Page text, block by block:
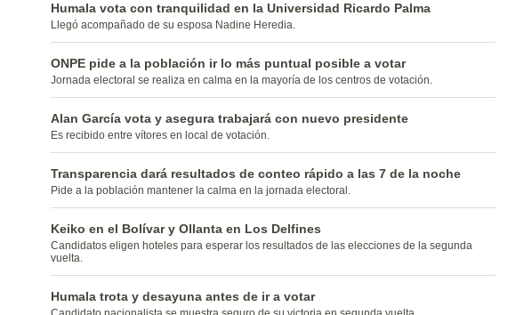
Humala vota con tranquilidad en la Universidad Ricardo Palma
Llegó acompañado de su esposa Nadine Heredia.
ONPE pide a la población ir lo más puntual posible a votar
Jornada electoral se realiza en calma en la mayoría de los centros de votación.
Alan García vota y asegura trabajará con nuevo presidente
Es recibido entre vítores en local de votación.
Transparencia dará resultados de conteo rápido a las 7 de la noche
Pide a la población mantener la calma en la jornada electoral.
Keiko en el Bolívar y Ollanta en Los Delfines
Candidatos eligen hoteles para esperar los resultados de las elecciones de la segunda
vuelta.
Humala trota y desayuna antes de ir a votar